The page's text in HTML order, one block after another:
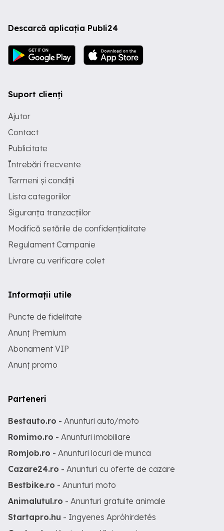
Descarcă aplicația Publi24
Suport clienți
Ajutor
Contact
Publicitate
Întrebări frecvente
Termeni și condiții
Lista categoriilor
Siguranța tranzacțiilor
Modifică setările de confidențialitate
Regulament Campanie
Livrare cu verificare colet
Informații utile
Puncte de fidelitate
Anunț Premium
Abonament VIP
Anunț promo
Parteneri
Bestauto.ro - Anunturi auto/moto
Romimo.ro - Anunturi imobiliare
Romjob.ro - Anunturi locuri de munca
Cazare24.ro - Anunturi cu oferte de cazare
Bestbike.ro - Anunturi moto
Animalutul.ro - Anunturi gratuite animale
Startapro.hu - Ingyenes Apróhirdetés